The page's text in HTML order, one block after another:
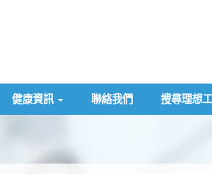
健康資訊 聯絡我們 搜尋理想